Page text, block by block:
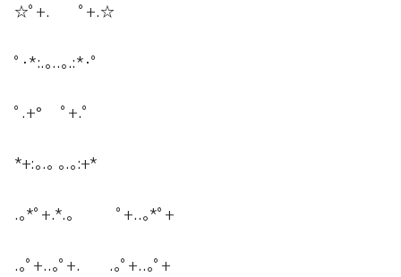
☆ﾟ+. ﾟ+.☆
ﾟ･*:.｡..｡.:*･ﾟ
ﾟ.+° ﾟ+.ﾟ
*+:｡.｡ ｡.｡:+*
.｡*ﾟ+.*.｡ ﾟ+..｡*ﾟ+
.｡ﾟ+..｡ﾟ+. .｡ﾟ+..｡ﾟ+